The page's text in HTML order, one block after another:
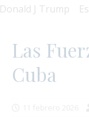
J Trump
Las
Cuba